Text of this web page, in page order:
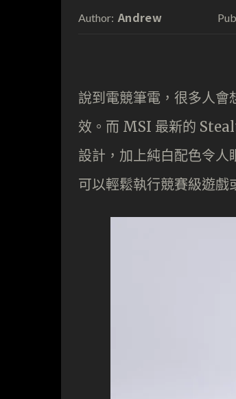
Author: Andrew
說到電競筆電，很多人會
效。而 MSI 最新的
設計，加上純白配色令
可以輕鬆執行競賽級遊戲